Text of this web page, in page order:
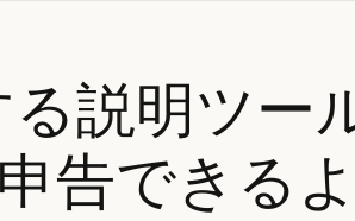
説明ツー
告できる